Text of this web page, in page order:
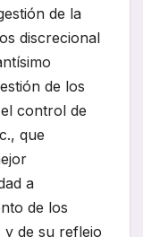
de la
discrecional
de los
control de
que
a
de los
y de su reflejo